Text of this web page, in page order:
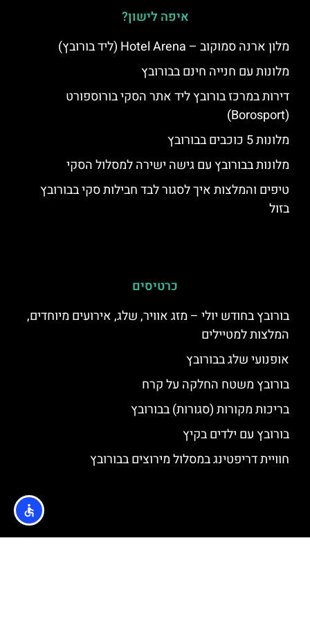
איפה לישון?
מלון ארנה סמוקוב – Hotel Arena (ליד בורובץ)
מלונות עם חנייה חינם בבורובץ
דירות במרכז בורובץ ליד אתר הסקי בורוספורט
(Borosport)
מלונות 5 כוכבים בבורובץ
מלונות בבורובץ עם גישה ישירה למסלול הסקי
טיפים והמלצות איך לסגור לבד חבילות סקי בבורובץ
בזול
כרטיסים
בורובץ בחודש יולי – מזג אוויר, שלג, אירועים מיוחדים,
המלצות למטיילים
אופנועי שלג בבורובץ
בורובץ משטח החלקה על קרח
בריכות מקורות (סגורות) בבורובץ
בורובץ עם ילדים בקיץ
חוויית דריפטינג במסלול מירוצים בבורובץ